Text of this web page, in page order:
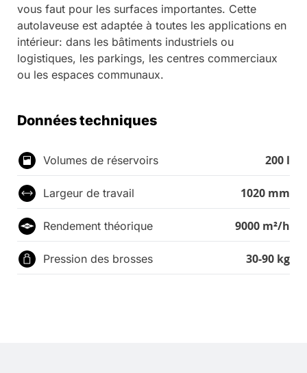
vous faut pour les surfaces importantes. Cette
autolaveuse est adaptée à toutes les applications en
intérieur: dans les bâtiments industriels ou
logistiques, les parkings, les centres commerciaux
ou les espaces communaux.
Données techniques
Volumes de réservoirs 200 l
Largeur de travail 1020 mm
Rendement théorique 9000 m²/h
Pression des brosses 30-90 kg